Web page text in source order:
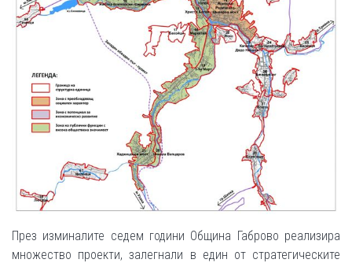
През изминалите седем години Община Габрово реализира
множество проекти, залегнали в един от стратегическите